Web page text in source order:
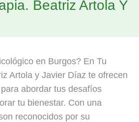
Beatriz Artola Y
en Burgos? En Tu
Artola y Javier Díaz te ofrecen
abordar tus desafíos
tu bienestar. Con una
reconocidos por su